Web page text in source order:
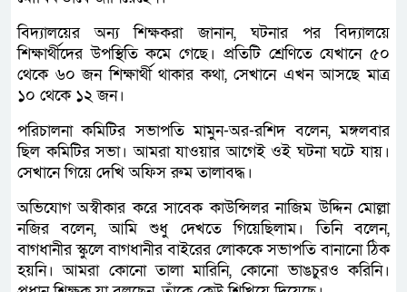
বিদ্যালয়ের অন্য শিক্ষকরা জানান, ঘটনার পর বিদ্যালয়ে
শিক্ষার্থীদের উপস্থিতি কমে গেছে। প্রতিটি শ্রেণিতে যেখানে ৫০
থেকে ৬০ জন শিক্ষার্থী থাকার কথা, সেখানে এখন আসছে মাত্র
১০ থেকে ১২ জন।
পরিচালনা কমিটির সভাপতি মামুন-অর-রশিদ বলেন, মঙ্গলবার
ছিল কমিটির সভা। আমরা যাওয়ার আগেই ওই ঘটনা ঘটে যায়।
সেখানে গিয়ে দেখি অফিস রুম তালাবদ্ধ।
অভিযোগ অস্বীকার করে সাবেক কাউন্সিলর নাজিম উদ্দিন মোল্লা
নজির বলেন, আমি শুধু দেখতে গিয়েছিলাম। তিনি বলেন,
বাগধানীর স্কুলে বাগধানীর বাইরের লোককে সভাপতি বানানো ঠিক
হয়নি। আমরা কোনো তালা মারিনি, কোনো ভাঙচুরও করিনি।